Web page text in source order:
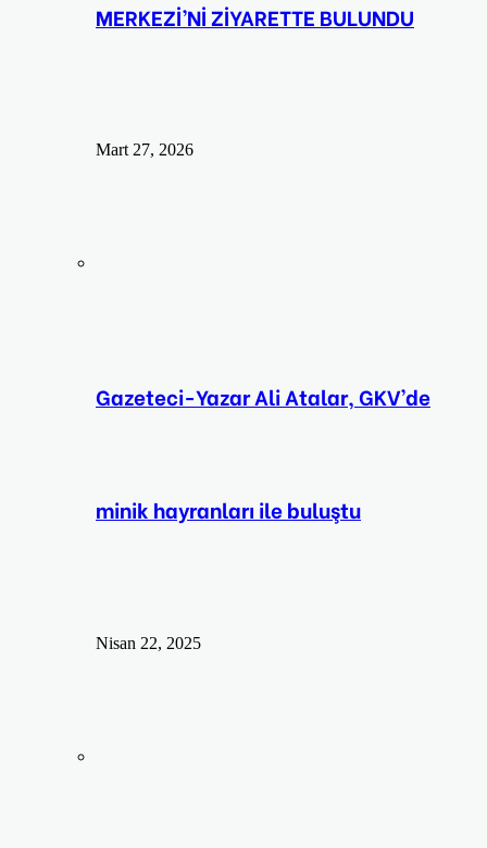
MERKEZİ’Nİ ZİYARETTE BULUNDU
Mart 27, 2026
Gazeteci-Yazar Ali Atalar, GKV’de
minik hayranları ile buluştu
Nisan 22, 2025